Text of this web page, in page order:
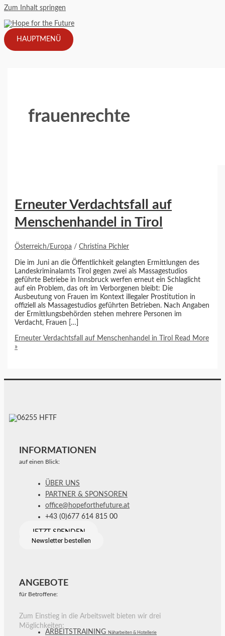
Zum Inhalt springen
HAUPTMENÜ
frauenrechte
Erneuter Verdachtsfall auf
Menschenhandel in Tirol
Österreich/Europa /Christina Pichler
Die im Juni an die Öffentlichkeit gelangten Ermittlungen des
Landeskriminalamts Tirol gegen zwei als Massagestudios
geführte Betriebe in Innsbruck werfen erneut ein Schlaglicht
auf ein Problem, das oft im Verborgenen bleibt: Die
Ausbeutung von Frauen im Kontext illegaler Prostitution in
offiziell als Massagestudios geführten Betrieben. Nach Angaben
der Ermittlungsbehörden stehen mehrere Personen im
Verdacht, Frauen […]
Erneuter Verdachtsfall auf Menschenhandel in Tirol
Read More
»
INFORMATIONEN
auf einen Blick:
ÜBER UNS
PARTNER & SPONSOREN
office@hopeforthefuture.at
+43 (0)677 614 815 00
JETZT SPENDEN
Newsletter bestellen
ANGEBOTE
für Betroffene:
Zum Einstieg in die Arbeitswelt bieten wir drei
Möglichkeiten:
ARBEITSTRAINING Näharbeiten & Hotellerie